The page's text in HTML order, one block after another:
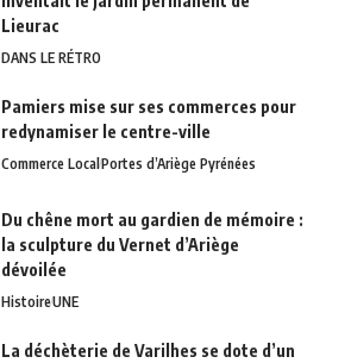
Lieurac
DANS LE RÉTRO
Pamiers mise sur ses commerces pour
redynamiser le centre-ville
Commerce LocalPortes d’Ariège Pyrénées
Du chêne mort au gardien de mémoire :
la sculpture du Vernet d’Ariège
dévoilée
HistoireUNE
La déchèterie de Varilhes se dote d’un